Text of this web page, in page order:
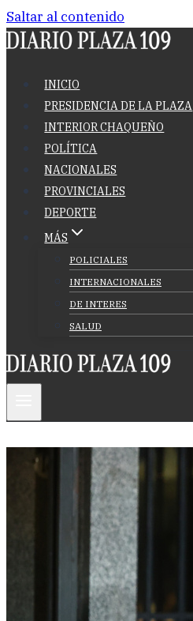
Saltar al contenido
INICIO
PRESIDENCIA DE LA PLAZA
INTERIOR CHAQUEÑO
POLÍTICA
NACIONALES
PROVINCIALES
DEPORTE
MÁS
POLICIALES
INTERNACIONALES
DE INTERES
SALUD